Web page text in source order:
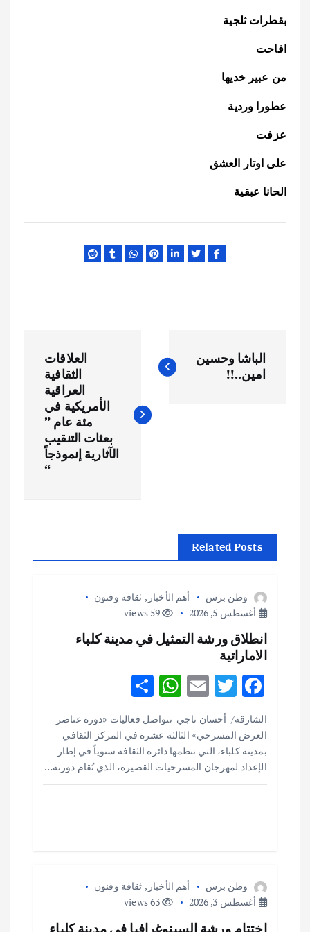
بقطرات ثلجية
افاحت
من عبير خديها
عطورا وردية
عزفت
على اوتار العشق
الحانا عبقية
ص
ت
الباشا وحسين
امين..!!
العلاقات
الثقافية
العراقية
الأمريكية في
مئة عام ”
بعثات التنقيب
الآثارية إنموذجاً
“
Related Posts
وطن برس أهم الأخبار , ثقافة وفنون
أغسطس 5, 2026
59 views
انطلاق ورشة التمثيل في مدينة كلباء
الاماراتية
F
ac
e
b
o
T
w
it
te
r
E
ai
l
W
h
at
s
A
h
ar
e
الشارقة/ أحسان ناجي تتواصل فعاليات «دورة عناصر
العرض المسرحي» الثالثة عشرة في المركز الثقافي
بمدينة كلباء، التي تنظمها دائرة الثقافة سنوياً في إطار
الإعداد لمهرجان المسرحيات القصيرة، الذي تُقام دورته…
وطن برس أهم الأخبار , ثقافة وفنون
أغسطس 3, 2026
63 views
اختتام ورشة السينوغرافيا في مدينة كلباء